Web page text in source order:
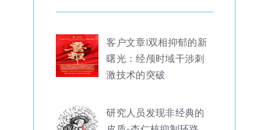
客户文章|双相抑郁的新
曙光：经颅时域干涉刺
激技术的突破
研究人员发现非经典的